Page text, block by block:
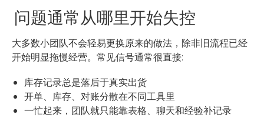
问题通常从哪里开始失控
大多数小团队不会轻易更换原来的做法，除非旧流程已经
开始明显拖慢经营。常见信号通常很直接:
库存记录总是落后于真实出货
开单、库存、对账分散在不同工具里
一忙起来，团队就只能靠表格、聊天和经验补记录